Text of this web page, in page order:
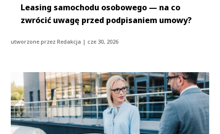
Leasing samochodu osobowego — na co
zwrócić uwagę przed podpisaniem umowy?
utworzone przezRedakcja | cze 30, 2026